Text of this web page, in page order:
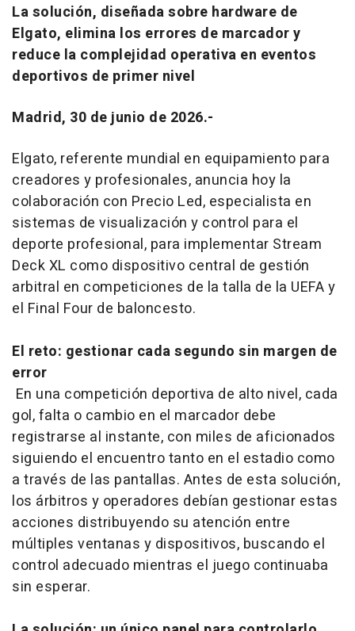
La solución, diseñada sobre hardware de
Elgato, elimina los errores de marcador y
reduce la complejidad operativa en eventos
deportivos de primer nivel
Madrid, 30 de junio de 2026.-
Elgato, referente mundial en equipamiento para
creadores y profesionales, anuncia hoy la
colaboración con Precio Led, especialista en
sistemas de visualización y control para el
deporte profesional, para implementar Stream
Deck XL como dispositivo central de gestión
arbitral en competiciones de la talla de la UEFA y
el Final Four de baloncesto.
El reto: gestionar cada segundo sin margen de
error
En una competición deportiva de alto nivel, cada
gol, falta o cambio en el marcador debe
registrarse al instante, con miles de aficionados
siguiendo el encuentro tanto en el estadio como
a través de las pantallas. Antes de esta solución,
los árbitros y operadores debían gestionar estas
acciones distribuyendo su atención entre
múltiples ventanas y dispositivos, buscando el
control adecuado mientras el juego continuaba
sin esperar.